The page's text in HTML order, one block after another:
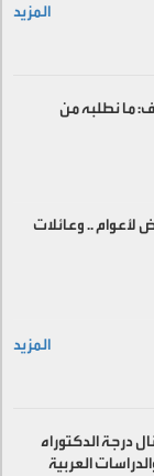
المزيد
ما نطلبه من
لأعوام .. وعائلات
المزيد
درجة الدكتوراه
العربية